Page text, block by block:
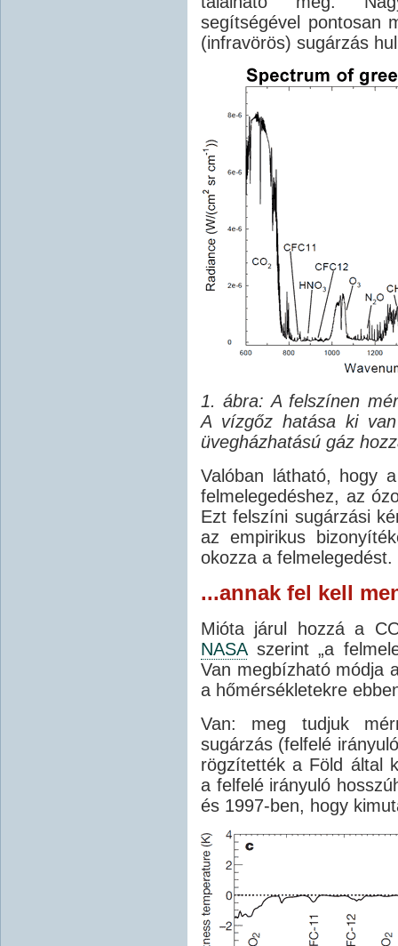
segítségével pontosan
(infravörös) sugárzás
1. ábra: A felszínen
A vízgőz hatása ki
üvegházhatású gáz
Valóban látható, hogy
felmelegedéshez, az
Ezt felszíni sugárzási
az empirikus
okozza a felmelegedést.
...annak fel kell
Mióta járul hozzá a
NASAszerint „a
Van megbízható módja
a hőmérsékletekre
Van: meg tudjuk
sugárzás (felfelé
rögzítették a Föld által
a felfelé irányuló
és 1997-ben, hogy